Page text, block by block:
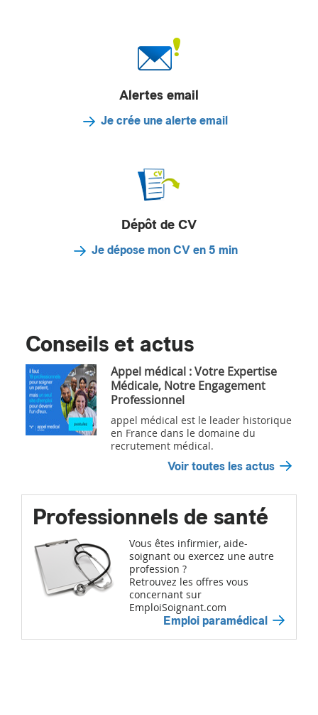
Alertes email
Je crée une alerte email
Dépôt de CV
Je dépose mon CV en 5 min
Conseils et actus
Appel médical : Votre Expertise
Médicale, Notre Engagement
Professionnel
appel médical est le leader historique
en France dans le domaine du
recrutement médical.
Voir toutes les actus
Professionnels de santé
Vous êtes infirmier, aide-
soignant ou exercez une autre
profession ?
Retrouvez les offres vous
concernant sur
EmploiSoignant.com
Emploi paramédical